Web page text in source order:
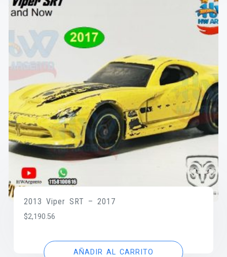
2013 Viper SRT – 2017
$2,190.56
AÑADIR AL CARRITO